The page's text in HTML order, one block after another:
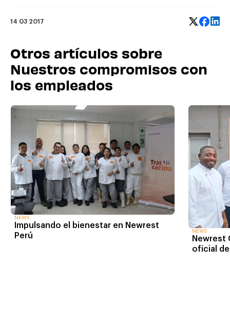
14 03 2017
Otros artículos sobre
Nuestros compromisos con
los empleados
NEWS
Impulsando el bienestar en Newrest
Perú
NEWS
Newrest
oficial